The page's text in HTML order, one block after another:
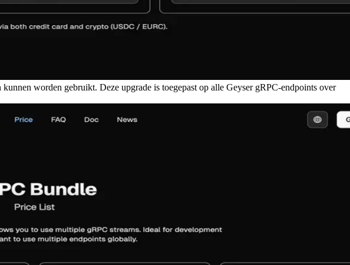
worden gebruikt. Deze upgrade is toegepast op alle Geyser gRPC-endpoints over